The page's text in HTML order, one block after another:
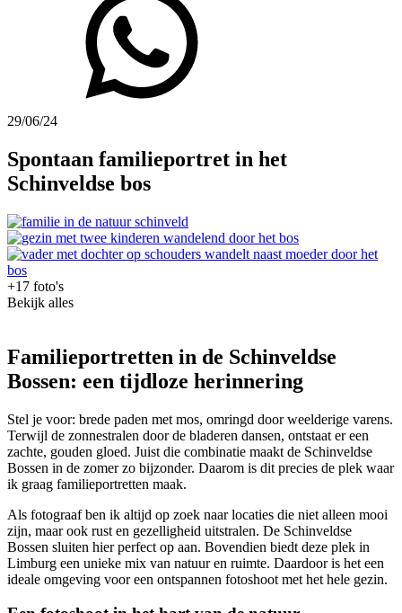
29/06/24
Spontaan familieportret in het
Schinveldse bos
+17 foto's
Bekijk alles
Familieportretten in de Schinveldse
Bossen: een tijdloze herinnering
Stel je voor: brede paden met mos, omringd door weelderige varens.
Terwijl de zonnestralen door de bladeren dansen, ontstaat er een
zachte, gouden gloed. Juist die combinatie maakt de Schinveldse
Bossen in de zomer zo bijzonder. Daarom is dit precies de plek waar
ik graag familieportretten maak.
Als fotograaf ben ik altijd op zoek naar locaties die niet alleen mooi
zijn, maar ook rust en gezelligheid uitstralen. De Schinveldse
Bossen sluiten hier perfect op aan. Bovendien biedt deze plek in
Limburg een unieke mix van natuur en ruimte. Daardoor is het een
ideale omgeving voor een ontspannen fotoshoot met het hele gezin.